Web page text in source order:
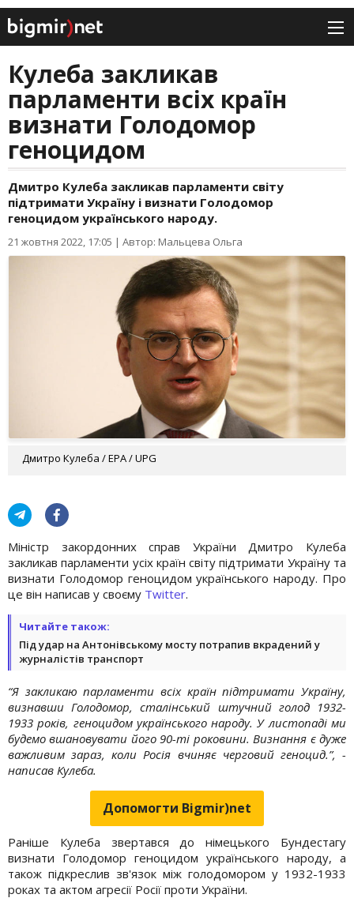
Кулеба закликав
парламенти всіх країн
визнати Голодомор
геноцидом
Дмитро Кулеба закликав парламенти світу
підтримати Україну і визнати Голодомор
геноцидом українського народу.
21 жовтня 2022, 17:05 | Автор: Мальцева Ольга
Дмитро Кулеба / EPA / UPG
Міністр закордонних справ України Дмитро Кулеба
закликав парламенти усіх країн світу підтримати Україну та
визнати Голодомор геноцидом українського народу. Про
це він написав у своєму Twitter.
Читайте також:
Під удар на Антонівському мосту потрапив вкрадений у
журналістів транспорт
“Я закликаю парламенти всіх країн підтримати Україну,
визнавши Голодомор, сталінський штучний голод 1932-
1933 років, геноцидом українського народу. У листопаді ми
будемо вшановувати його 90-ті роковини. Визнання є дуже
важливим зараз, коли Росія вчиняє черговий геноцид.”, -
написав Кулеба.
Допомогти Bigmir)net
Раніше Кулеба звертався до німецького Бундестагу
визнати Голодомор геноцидом українського народу, а
також підкреслив зв'язок між голодомором у 1932-1933
роках та актом агресії Росії проти України.